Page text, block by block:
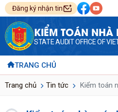
Đăng ký nhận tin
KIỂM TOÁN NHÀ
STATE AUDIT OFFICE OF
TRANG CHỦ
Trang chủ Tin tức Kiểm toán